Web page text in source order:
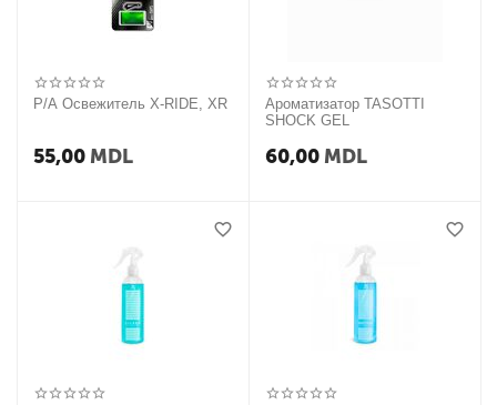
P/A Освежитель X-RIDE, XR
55,00 MDL
Ароматизатор TASOTTI
SHOCK GEL
60,00 MDL